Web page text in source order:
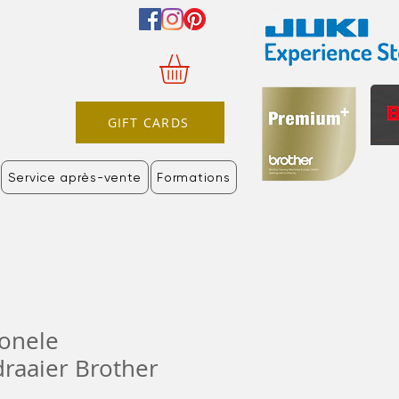
GIFT CARDS
Service après-vente Formations
Brother